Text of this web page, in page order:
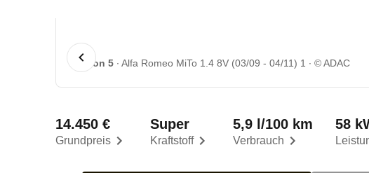
1 von 5 Alfa Romeo MiTo 1.4 8V (03/09 - 04/11) 1 © ADAC
Grundpreis
14.450 €
Kraftstoff
Super
Verbrauch
5,9 l/100 km 58